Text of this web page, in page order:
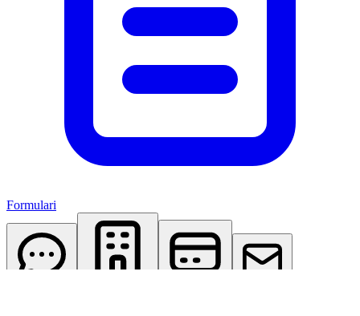
Formulari